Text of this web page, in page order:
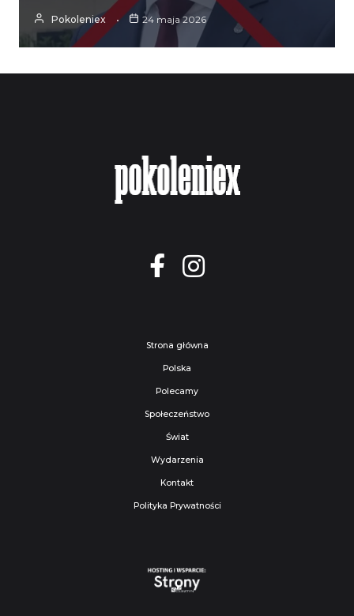
Pokoleniex 24 maja 2026
Strona główna
Polska
Polecamy
Społeczeństwo
Świat
Wydarzenia
Kontakt
Polityka Prywatności